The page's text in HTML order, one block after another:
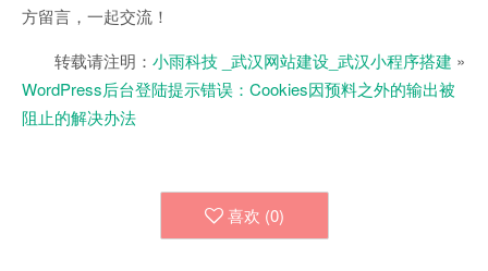
方留言，一起交流！
转载请注明： 小雨科技 _武汉网站建设_武汉小程序搭建 »
WordPress后台登陆提示错误：Cookies因预料之外的输出被
阻止的解决办法
喜欢 (0)